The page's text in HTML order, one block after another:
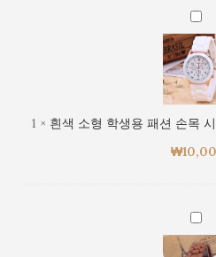
즈
션
목
시
계
/
실
리
밴
드
흰
색
소
형
학
용
패
목
계
1 × 흰색 소형 학생용 패션 손목
₩
갈
색